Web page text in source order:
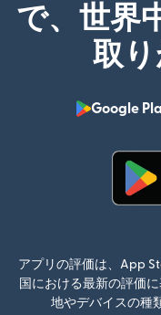
で、世界
取
Google
アプリの評価は、App
国における最新の評価
地やデバイスの種